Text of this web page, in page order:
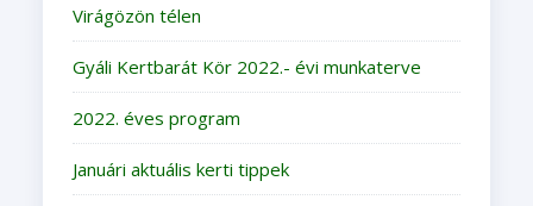
Virágözön télen
Gyáli Kertbarát Kör 2022.- évi munkaterve
2022. éves program
Januári aktuális kerti tippek